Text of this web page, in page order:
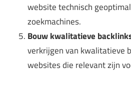
website technisch
zoekmachines.
Bouw kwalitatieve
verkrijgen van kwalitatieve
websites die relevant zijn